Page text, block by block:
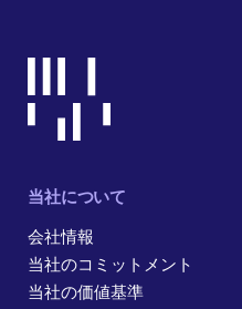
当社について
会社情報
当社のコミットメント
当社の価値基準